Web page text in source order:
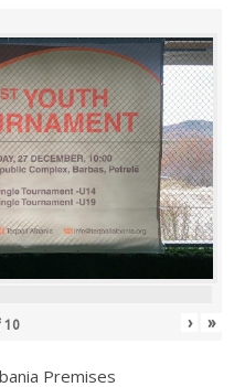
10 › »
Premises